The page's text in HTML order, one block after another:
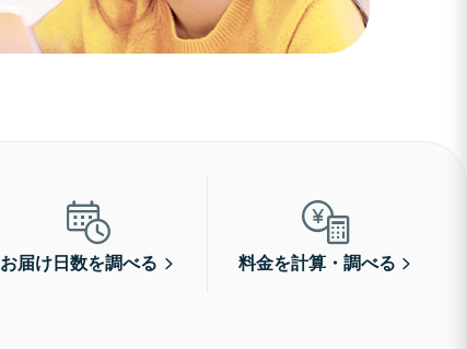
お届け日数を調べる 料金を計算・調べる